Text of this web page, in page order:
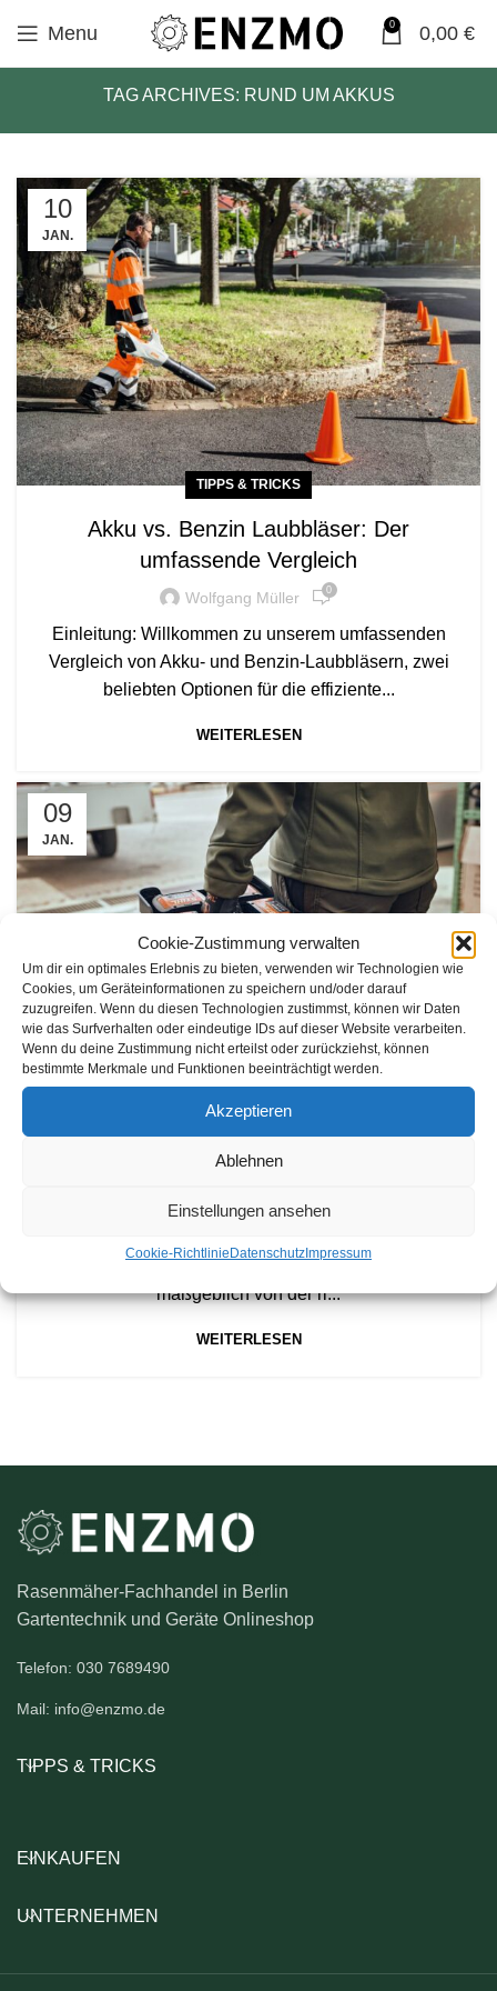
Cookie-Zustimmung verwalten
Um dir ein optimales Erlebnis zu bieten, verwenden wir Technologien wie
Cookies, um Geräteinformationen zu speichern und/oder darauf
zuzugreifen. Wenn du diesen Technologien zustimmst, können wir Daten
wie das Surfverhalten oder eindeutige IDs auf dieser Website verarbeiten.
Wenn du deine Zustimmung nicht erteilst oder zurückziehst, können
bestimmte Merkmale und Funktionen beeinträchtigt werden.
Akzeptieren
Ablehnen
Einstellungen ansehen
Cookie-RichtlinieDatenschutzImpressum
Menu 0 0,00 €
TAG ARCHIVES: RUND UM AKKUS
10
JAN.
TIPPS & TRICKS
Akku vs. Benzin Laubbläser: Der
umfassende Vergleich
Wolfgang Müller 0
Einleitung: Willkommen zu unserem umfassenden
Vergleich von Akku- und Benzin-Laubbläsern, zwei
beliebten Optionen für die effiziente...
WEITERLESEN
09
JAN.
AKKUS,TIPPS & TRICKS
Wertvolle Tipps zur optimalen
Aufbewahrung Ihrer Stihl Akkus
Wolfgang Müller
Die Langlebigkeit und Effizienz Ihrer Stihl Akkus hängt
maßgeblich von der ri...
WEITERLESEN
Rasenmäher-Fachhandel in Berlin
Gartentechnik und Geräte Onlineshop
Telefon: 030 7689490
Mail: info@enzmo.de
TIPPS & TRICKS
EINKAUFEN
UNTERNEHMEN